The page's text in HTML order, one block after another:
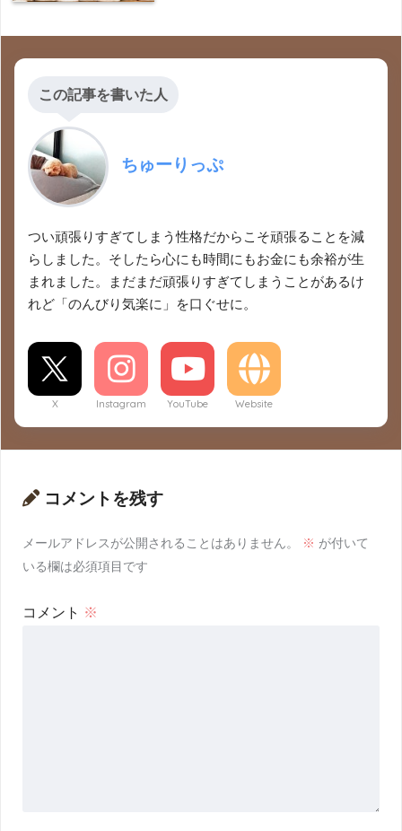
この記事を書いた人
ちゅーりっぷ
つい頑張りすぎてしまう性格だからこそ頑張ることを減
らしました。そしたら心にも時間にもお金にも余裕が生
まれました。まだまだ頑張りすぎてしまうことがあるけ
れど「のんびり気楽に」を口ぐせに。
X Instagram YouTube Website
コメントを残す
メールアドレスが公開されることはありません。 ※ が付いて
いる欄は必須項目です
コメント ※